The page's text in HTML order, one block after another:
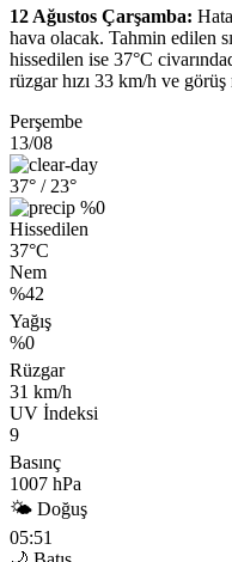
12 Ağustos Çarşamba:
hava olacak. Tahmin edilen
hissedilen ise 37°C
rüzgar hızı 33 km/h ve
Perşembe
13/08
37° / 23°
%0
Hissedilen
37°C
Nem
%42
Yağış
%0
Rüzgar
31 km/h
UV İndeksi
9
Basınç
1007 hPa
🌤 Doğuş
05:51